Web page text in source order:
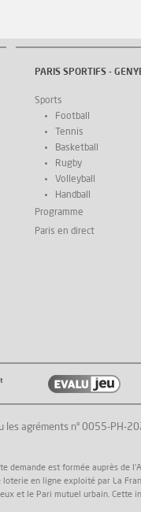
PARIS SPORTIFS -
Sports
Football
Tennis
Basketball
Rugby
Volleyball
Handball
Programme
Paris en direct
les agréments n° 0055-PH-
demande est formée auprès
en ligne exploité par La
et le Pari mutuel urbain. Cette